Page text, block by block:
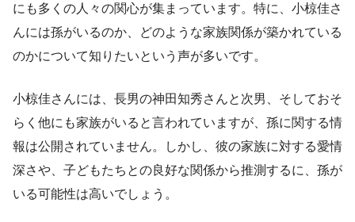
にも多くの人々の関心が集まっています。特に、小椋佳さ
んには孫がいるのか、どのような家族関係が築かれている
のかについて知りたいという声が多いです。
小椋佳さんには、長男の神田知秀さんと次男、そしておそ
らく他にも家族がいると言われていますが、孫に関する情
報は公開されていません。しかし、彼の家族に対する愛情
深さや、子どもたちとの良好な関係から推測するに、孫が
いる可能性は高いでしょう。